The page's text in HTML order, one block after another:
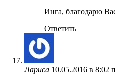
Инга, благодарю
Ответить
Лариса 10.05.2016 в 8:02